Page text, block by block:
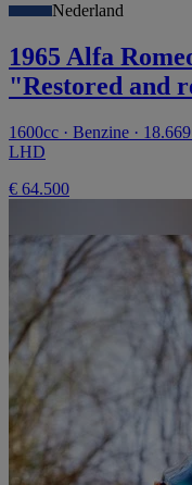
Nederland
1965 Alfa
"Restored and
1600cc · Benzine ·
LHD
€ 64.500